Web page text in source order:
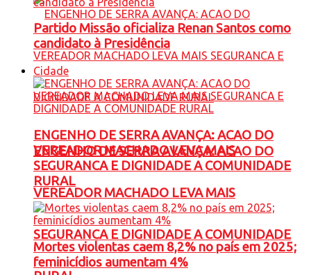
ENGENHO DE SERRA AVANÇA: ACAO DO
VEREADOR MACHADO LEVA MAIS
SEGURANCA E DIGNIDADE A COMUNIDADE
Partido Missão oficializa Renan Santos como
candidato à Presidência
Cidade
ENGENHO DE SERRA AVANÇA: ACAO DO
VEREADOR MACHADO LEVA MAIS
SEGURANCA E DIGNIDADE A COMUNIDADE
RURAL
Mortes violentas caem 8,2% no país em 2025;
feminicídios aumentam 4%